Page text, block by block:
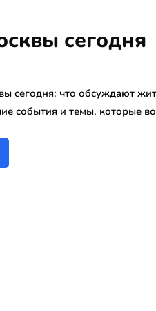
сегодня
сегодня: что обсуждают
события и темы, которые